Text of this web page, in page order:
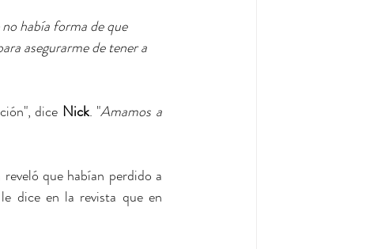
había forma de que
asegurarme de tener a
dice Nick. "Amamos a
que habían perdido a
dice en la revista que en